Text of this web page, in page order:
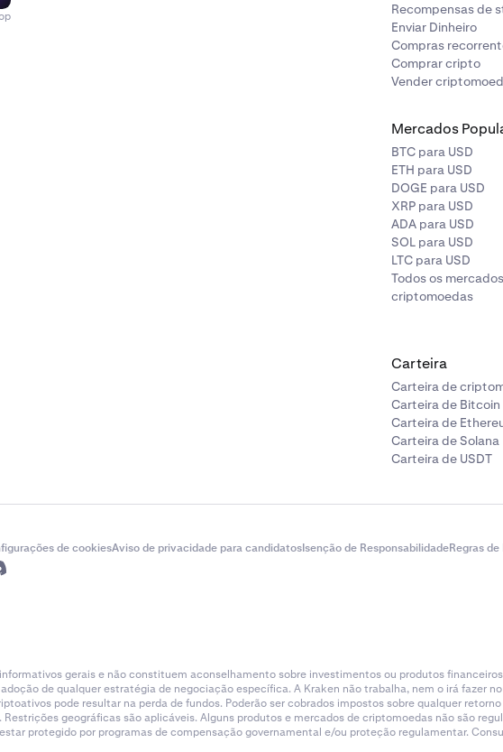
Recompensas de
Enviar Dinheiro
Compras
Comprar cripto
Vender
Mercados
BTC para USD
ETH para USD
DOGE para USD
XRP para USD
ADA para USD
SOL para USD
LTC para USD
Todos os
criptomoedas
Carteira
Carteira de
Carteira de Bitcoin
Carteira de
Carteira de Solana
Carteira de USDT
de cookiesAviso de privacidade para candidatosIsenção de ResponsabilidadeRegras
gerais e não constituem aconselhamento sobre investimentos ou produtos
de qualquer estratégia de negociação específica. A Kraken não trabalha, nem o irá fazer
pode resultar na perda de fundos. Poderão ser cobrados impostos sobre qualquer
geográficas são aplicáveis. Alguns produtos e mercados de criptomoedas não são
protegido por programas de compensação governamental e/ou proteção regulamentar.